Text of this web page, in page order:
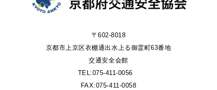
〒602-8018
京都市上京区衣棚通出水上る御霊町63番地
交通安全会館
TEL:075-411-0056
FAX:075-411-0058